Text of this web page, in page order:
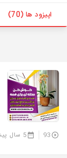
اپیزود ها (70)
93 5 سال پیش